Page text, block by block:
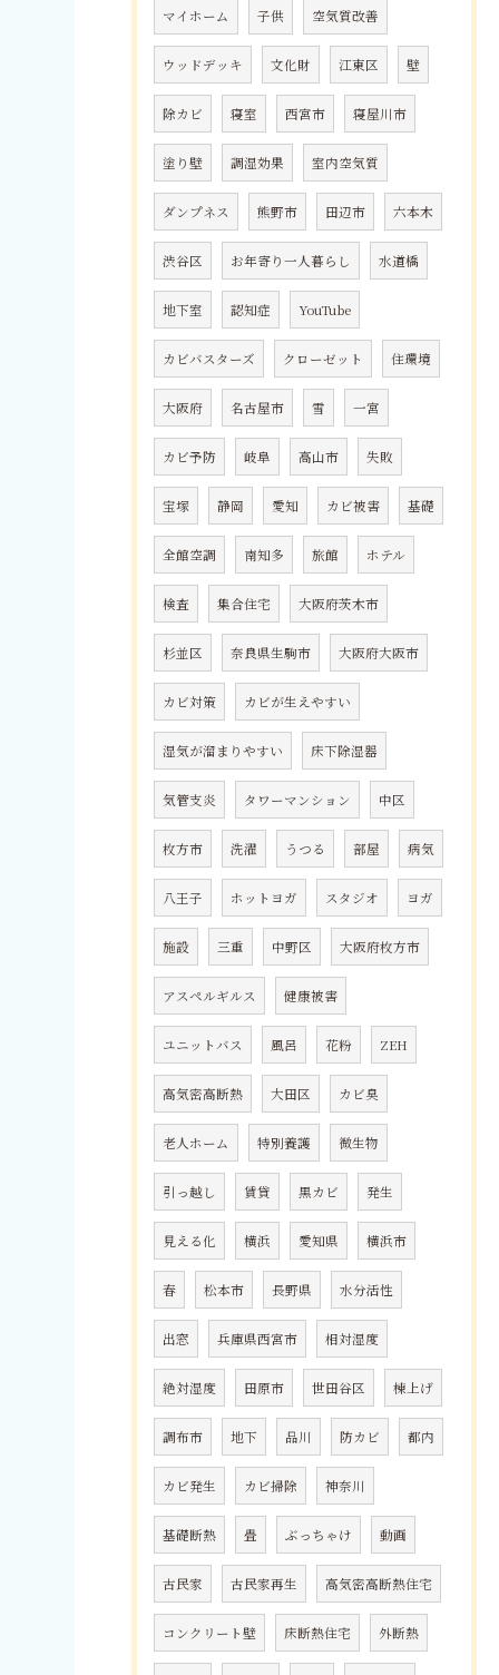
マイホーム 子供 空気質改善
ウッドデッキ 文化財 江東区 壁
除カビ 寝室 西宮市 寝屋川市
塗り壁 調湿効果 室内空気質
ダンプネス 熊野市 田辺市 六本木
渋谷区 お年寄り一人暮らし 水道橋
地下室 認知症 YouTube
カビバスターズ クローゼット 住環境
大阪府 名古屋市 雪 一宮
カビ予防 岐阜 高山市 失敗
宝塚 静岡 愛知 カビ被害 基礎
全館空調 南知多 旅館 ホテル
検査 集合住宅 大阪府茨木市
杉並区 奈良県生駒市 大阪府大阪市
カビ対策 カビが生えやすい
湿気が溜まりやすい 床下除湿器
気管支炎 タワーマンション 中区
枚方市 洗濯 うつる 部屋 病気
八王子 ホットヨガ スタジオ ヨガ
施設 三重 中野区 大阪府枚方市
アスペルギルス 健康被害
ユニットバス 風呂 花粉 ZEH
高気密高断熱 大田区 カビ臭
老人ホーム 特別養護 微生物
引っ越し 賃貸 黒カビ 発生
見える化 横浜 愛知県 横浜市
春 松本市 長野県 水分活性
出窓 兵庫県西宮市 相対湿度
絶対湿度 田原市 世田谷区 棟上げ
調布市 地下 品川 防カビ 都内
カビ発生 カビ掃除 神奈川
基礎断熱 畳 ぶっちゃけ 動画
古民家 古民家再生 高気密高断熱住宅
コンクリート壁 床断熱住宅 外断熱